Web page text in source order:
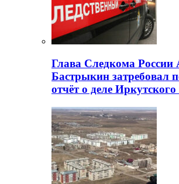
Глава Следкома России
Бастрыкин затребовал
отчёт о деле